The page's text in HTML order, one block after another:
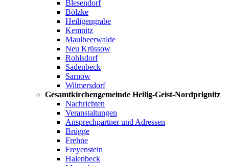
Blesendorf
Bölzke
Heiligengrabe
Kemnitz
Maulbeerwalde
Neu Krüssow
Rohlsdorf
Sadenbeck
Sarnow
Wilmersdorf
Gesamtkirchengemeinde Heilig-Geist-Nordprignitz
Nachrichten
Veranstaltungen
Ansprechpartner und Adressen
Brügge
Frehne
Freyenstein
Halenbeck